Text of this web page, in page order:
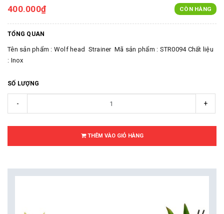
400.000₫ CÒN HÀNG
TỔNG QUAN
Tên sản phẩm : Wolf head Strainer Mã sản phẩm : STR0094 Chất liệu
: Inox
SỐ LƯỢNG
- +
THÊM VÀO GIỎ HÀNG